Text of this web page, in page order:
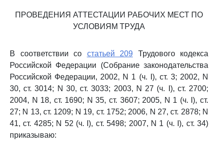
ПРОВЕДЕНИЯ АТТЕСТАЦИИ РАБОЧИХ МЕСТ ПО
УСЛОВИЯМ ТРУДА
В соответствии со статьей 209 Трудового кодекса
Российской Федерации (Собрание законодательства
Российской Федерации, 2002, N 1 (ч. I), ст. 3; 2002, N
30, ст. 3014; N 30, ст. 3033; 2003, N 27 (ч. I), ст. 2700;
2004, N 18, ст. 1690; N 35, ст. 3607; 2005, N 1 (ч. I), ст.
27; N 13, ст. 1209; N 19, ст. 1752; 2006, N 27, ст. 2878; N
41, ст. 4285; N 52 (ч. I), ст. 5498; 2007, N 1 (ч. I), ст. 34)
приказываю: